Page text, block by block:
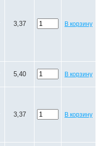
3,37 В корзину
5,40 В корзину
3,37 В корзину